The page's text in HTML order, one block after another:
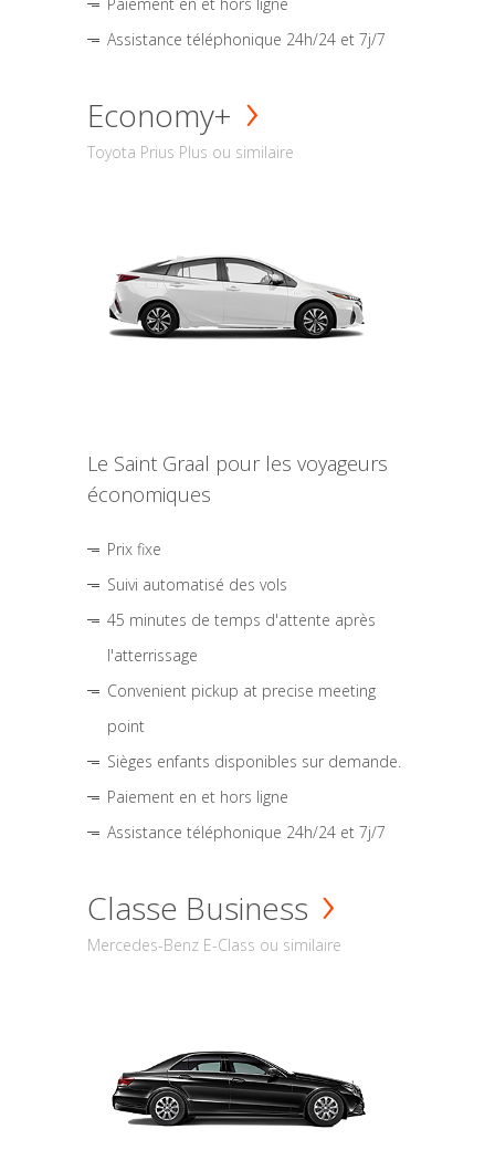
Assistance téléphonique 24h/24 et 7j/7
Economy+
Toyota Prius Plus ou similaire
Le Saint Graal pour les voyageurs
économiques
Prix fixe
Suivi automatisé des vols
45 minutes de temps d'attente après
l'atterrissage
Convenient pickup at precise meeting
point
Sièges enfants disponibles sur demande.
Paiement en et hors ligne
Assistance téléphonique 24h/24 et 7j/7
Classe Business
Mercedes-Benz E-Class ou similaire